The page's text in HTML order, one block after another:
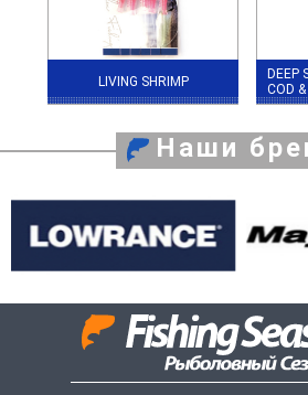
LIVING SHRIMP
DEEP
COD
Наши